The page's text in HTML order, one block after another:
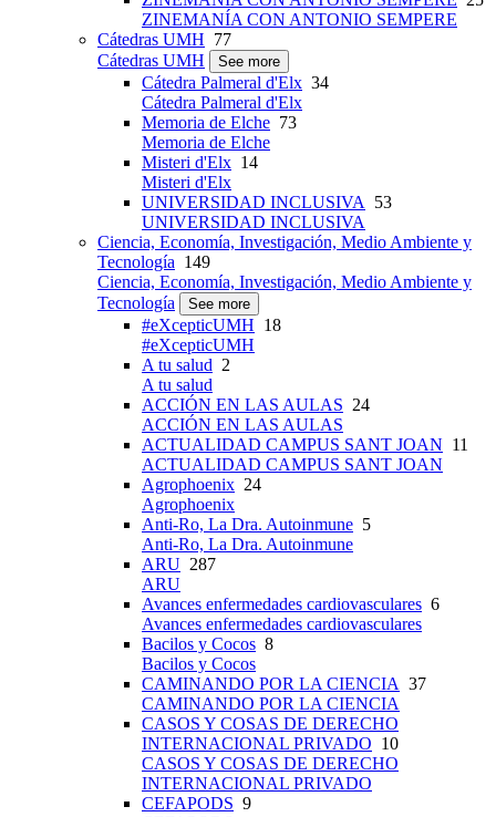
ZINEMANÍA CON ANTONIO SEMPERE
Cátedras UMH 77
Cátedras UMH
See more
Cátedra Palmeral d'Elx 34
Cátedra Palmeral d'Elx
Memoria de Elche 73
Memoria de Elche
Misteri d'Elx 14
Misteri d'Elx
UNIVERSIDAD INCLUSIVA
53
UNIVERSIDAD INCLUSIVA
Ciencia, Economía, Investigación, Medio Ambiente y
Tecnología 149
Ciencia, Economía, Investigación, Medio Ambiente y
Tecnología
See more
#eXcepticUMH 18
#eXcepticUMH
A tu salud 2
A tu salud
ACCIÓN EN LAS AULAS 24
ACCIÓN EN LAS AULAS
ACTUALIDAD CAMPUS SANT JOAN 11
ACTUALIDAD CAMPUS SANT JOAN
Agrophoenix 24
Agrophoenix
Anti-Ro, La Dra. Autoinmune 5
Anti-Ro, La Dra. Autoinmune
ARU 287
ARU
Avances enfermedades cardiovasculares 6
Avances enfermedades cardiovasculares
Bacilos y Cocos 8
Bacilos y Cocos
CAMINANDO POR LA CIENCIA 37
CAMINANDO POR LA CIENCIA
CASOS Y COSAS DE DERECHO
INTERNACIONAL PRIVADO 10
CASOS Y COSAS DE DERECHO
INTERNACIONAL PRIVADO
CEFAPODS 9